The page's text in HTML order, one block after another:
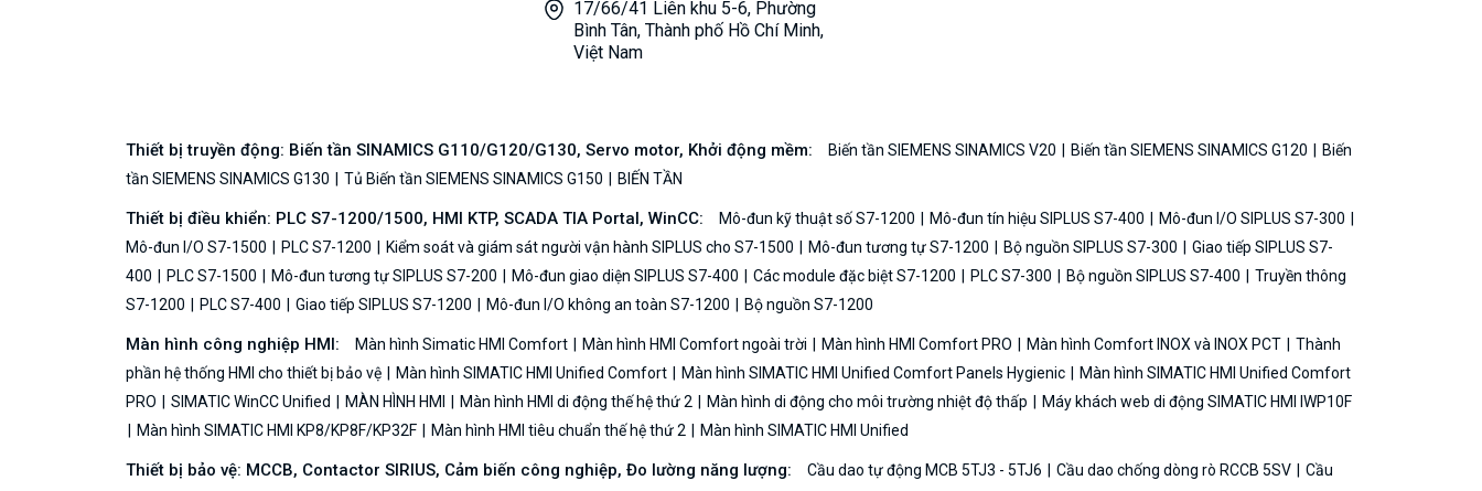
17/66/41 Liên khu 5-6, Phường
Bình Tân, Thành phố Hồ Chí Minh,
Việt Nam
Thiết bị truyền động: Biến tần SINAMICS G110/G120/G130, Servo motor, Khởi động mềm: Biến tần SIEMENS SINAMICS V20 Biến tần SIEMENS SINAMICS G120
Biến
tần SIEMENS SINAMICS G130
Tủ Biến tần SIEMENS SINAMICS G150 BIẾN TẦN
Thiết bị điều khiển: PLC S7-1200/1500, HMI KTP, SCADA TIA Portal, WinCC: Mô-đun kỹ thuật số S7-1200 Mô-đun tín hiệu SIPLUS S7-400
Mô-đun I/O SIPLUS S7-300
Mô-đun I/O S7-1500
PLC S7-1200 Kiểm soát và giám sát người vận hành SIPLUS cho S7-1500 Mô-đun tương tự S7-1200 Bộ nguồn SIPLUS S7-300
Giao tiếp SIPLUS S7-
400
PLC S7-1500 Mô-đun tương tự SIPLUS S7-200 Mô-đun giao diện SIPLUS S7-400 Các module đặc biệt S7-1200 PLC S7-300 Bộ nguồn SIPLUS S7-400
Truyền thông
S7-1200
PLC S7-400 Giao tiếp SIPLUS S7-1200 Mô-đun I/O không an toàn S7-1200 Bộ nguồn S7-1200
Màn hình công nghiệp HMI: Màn hình Simatic HMI Comfort Màn hình HMI Comfort ngoài trời Màn hình HMI Comfort PRO Màn hình Comfort INOX và INOX PCT
Thành
phần hệ thống HMI cho thiết bị bảo vệ
Màn hình SIMATIC HMI Unified Comfort Màn hình SIMATIC HMI Unified Comfort Panels Hygienic
Màn hình SIMATIC HMI Unified Comfort
PRO
SIMATIC WinCC Unified MÀN HÌNH HMI Màn hình HMI di động thế hệ thứ 2 Màn hình di động cho môi trường nhiệt độ thấp
Máy khách web di động SIMATIC HMI IWP10F
Màn hình SIMATIC HMI KP8/KP8F/KP32F
Màn hình HMI tiêu chuẩn thế hệ thứ 2 Màn hình SIMATIC HMI Unified
Thiết bị bảo vệ: MCCB, Contactor SIRIUS, Cảm biến công nghiệp, Đo lường năng lượng: Cầu dao tự động MCB 5TJ3 - 5TJ6 Cầu dao chống dòng rò RCCB 5SV
Cầu